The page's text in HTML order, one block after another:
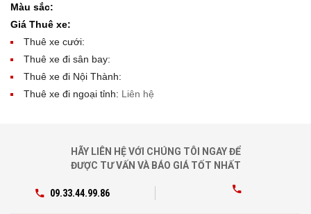
Màu sắc:
Giá Thuê xe:
Thuê xe cưới:
Thuê xe đi sân bay:
Thuê xe đi Nội Thành:
Thuê xe đi ngoại tỉnh: Liên hệ
HÃY LIÊN HỆ VỚI CHÚNG TÔI NGAY ĐỂ
ĐƯỢC TƯ VẤN VÀ BÁO GIÁ TỐT NHẤT
09.33.44.99.86